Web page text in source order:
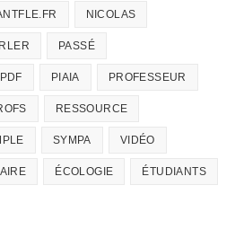
NICOLAS
PASSÉ
PDF PIAIA PROFESSEUR
RESSOURCE
SYMPA VIDÉO
ÉCOLOGIE ÉTUDIANTS